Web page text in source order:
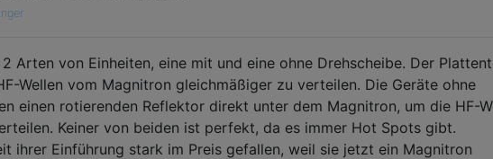
Arten von Einheiten, eine mit und eine ohne Drehscheibe. Der
Wellen vom Magnitron gleichmäßiger zu verteilen. Die Geräte ohne
einen rotierenden Reflektor direkt unter dem Magnitron, um die HF-
Keiner von beiden ist perfekt, da es immer Hot Spots gibt.
ihrer Einführung stark im Preis gefallen, weil sie jetzt ein Magnitron